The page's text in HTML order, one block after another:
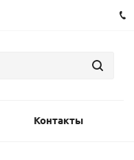
Контакты